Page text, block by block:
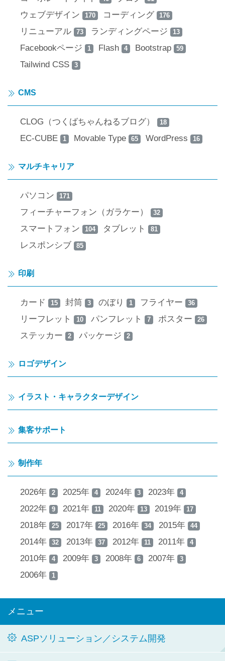
ウェブデザイン 170 コーディング 176
リニューアル 73 ランディングページ 13
Facebookページ 1 Flash 4 Bootstrap 59
Tailwind CSS 3
CMS
CLOG（つくばちゃんねるブログ） 18
EC-CUBE 1 Movable Type 65 WordPress 16
マルチキャリア
パソコン 171
フィーチャーフォン（ガラケー） 32
スマートフォン 104 タブレット 81
レスポンシブ 85
印刷
カード 15 封筒 3 のぼり 1 フライヤー 36
リーフレット 10 パンフレット 7 ポスター 26
ステッカー 2 パッケージ 2
ロゴデザイン
イラスト・キャラクターデザイン
集客サポート
制作年
2026年 2 2025年 4 2024年 3 2023年 4
2022年 9 2021年 11 2020年 13 2019年 17
2018年 25 2017年 25 2016年 34 2015年 44
2014年 32 2013年 37 2012年 11 2011年 4
2010年 4 2009年 3 2008年 6 2007年 3
2006年 1
メニュー
ASPソリューション／システム開発